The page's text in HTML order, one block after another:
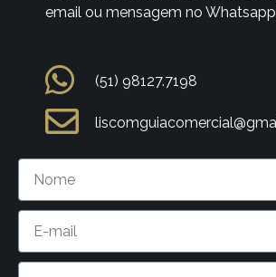
email ou mensagem no
(51) 98127.7198